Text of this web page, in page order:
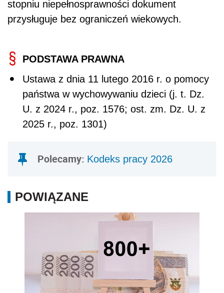
stopniu niepełnosprawności dokument
przysługuje bez ograniczeń wiekowych.
PODSTAWA PRAWNA
Ustawa z dnia 11 lutego 2016 r. o pomocy
państwa w wychowywaniu dzieci (j. t. Dz.
U. z 2024 r., poz. 1576; ost. zm. Dz. U. z
2025 r., poz. 1301)
Polecamy: Kodeks pracy 2026
POWIĄZANE